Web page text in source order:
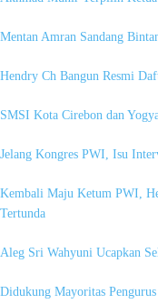
Mentan Amran Sandang
Hendry Ch Bangun Resmi
SMSI Kota Cirebon dan
Jelang Kongres PWI, Isu
Kembali Maju Ketum PWI,
Tertunda
Aleg Sri Wahyuni Ucapkan
Didukung Mayoritas